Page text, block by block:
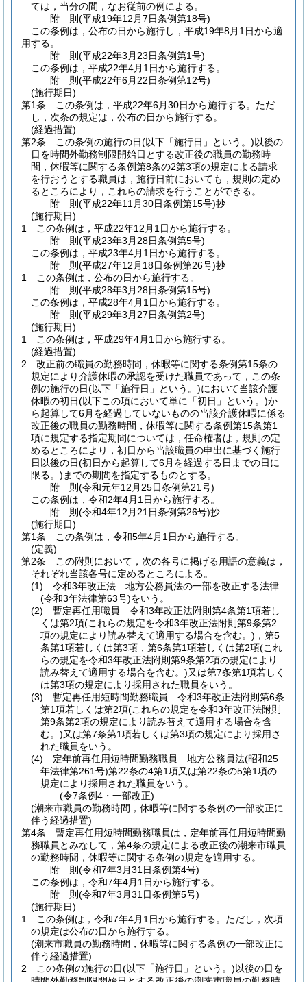
ては，当分の間，なお従前の例による。
附 則(平成19年12月7日条例第18号)
この条例は，公布の日から施行し，平成19年8月1日から適
用する。
附 則(平成22年3月23日条例第1号)
この条例は，平成22年4月1日から施行する。
附 則(平成22年6月22日条例第12号)
(施行期日)
第1条
この条例は，平成22年6月30日から施行する。 ただ
し，次条の規定は，公布の日から施行する。
(経過措置)
第2条
この条例の施行の日(以下「施行日」という。)以後の
日を時間外勤務制限開始日とする改正後の職員の勤務時
間，休暇等に関する条例第8条の2第3項の規定による請求
を行おうとする職員は，施行日前においても，規則の定め
るところにより，これらの請求を行うことができる。
附 則(平成22年11月30日条例第15号)抄
(施行期日)
1
この条例は，平成22年12月1日から施行する。
附 則(平成23年3月28日条例第5号)
この条例は，平成23年4月1日から施行する。
附 則(平成27年12月18日条例第26号)抄
1
この条例は，公布の日から施行する。
附 則(平成28年3月28日条例第15号)
この条例は，平成28年4月1日から施行する。
附 則(平成29年3月27日条例第2号)
(施行期日)
1
この条例は，平成29年4月1日から施行する。
(経過措置)
2
改正前の職員の勤務時間，休暇等に関する条例第15条の
規定により介護休暇の承認を受けた職員であって，この条
例の施行の日(以下「施行日」という。)において当該介護
休暇の初日(以下この項において単に「初日」という。)か
ら起算して6月を経過していないものの当該介護休暇に係る
改正後の職員の勤務時間，休暇等に関する条例第15条第1
項に規定する指定期間については，任命権者は，規則の定
めるところにより，初日から当該職員の申出に基づく施行
日以後の日(初日から起算して6月を経過する日までの日に
限る。) までの期間を指定するものとする。
附 則(令和元年12月25日条例第21号)
この条例は，令和2年4月1日から施行する。
附 則(令和4年12月21日条例第26号)抄
(施行期日)
第1条
この条例は，令和5年4月1日から施行する。
(定義)
第2条
この附則において，次の各号に掲げる用語の意義は，
それぞれ当該各号に定めるところによる。
(1)
令和3年改正法 地方公務員法の一部を改正する法律
(令和3年法律第63号)をいう。
(2)
暫定再任用職員 令和3年改正法附則第4条第1項若し
くは第2項(これらの規定を令和3年改正法附則第9条第2
項の規定により読み替えて適用する場合を含む。) ，第5
条第1項若しくは第3項，第6条第1項若しくは第2項(これ
らの規定を令和3年改正法附則第9条第2項の規定により
読み替えて適用する場合を含む。)又は第7条第1項若しく
は第3項の規定により採用された職員をいう。
(3)
暫定再任用短時間勤務職員 令和3年改正法附則第6条
第1項若しくは第2項(これらの規定を令和3年改正法附則
第9条第2項の規定により読み替えて適用する場合を含
む。)又は第7条第1項若しくは第3項の規定により採用さ
れた職員をいう。
(4)
定年前再任用短時間勤務職員 地方公務員法(昭和25
年法律第261号)第22条の4第1項又は第22条の5第1項の
規定により採用された職員をいう。
(令7条例4・一部改正)
(潮来市職員の勤務時間，休暇等に関する条例の一部改正に
伴う経過措置)
第4条
暫定再任用短時間勤務職員は，定年前再任用短時間勤
務職員とみなして，第4条の規定による改正後の潮来市職員
の勤務時間，休暇等に関する条例の規定を適用する。
附 則(令和7年3月31日条例第4号)
この条例は，令和7年4月1日から施行する。
附 則(令和7年3月31日条例第5号)
(施行期日)
1
この条例は，令和7年4月1日から施行する。 ただし，次項
の規定は公布の日から施行する。
(潮来市職員の勤務時間，休暇等に関する条例の一部改正に
伴う経過措置)
2
この条例の施行の日(以下「施行日」という。)以後の日を